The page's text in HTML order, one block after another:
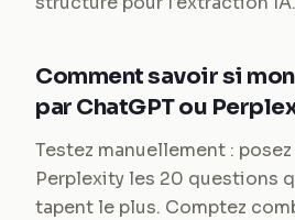
Comment savoir si
par ChatGPT ou
Testez manuellement :
Perplexity les 20 questions
tapent le plus. Comptez